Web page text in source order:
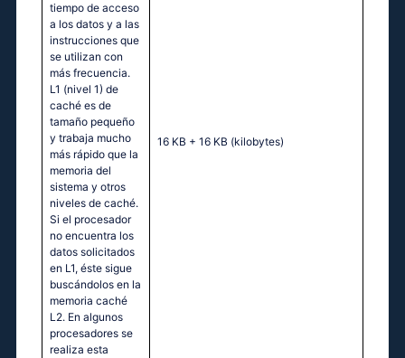
tiempo de acceso
a los datos y a las
instrucciones que
se utilizan con
más frecuencia.
L1 (nivel 1) de
caché es de
tamaño pequeño
y trabaja mucho
más rápido que la
memoria del
sistema y otros
niveles de caché.
Si el procesador
no encuentra los
datos solicitados
en L1, éste sigue
buscándolos en la
memoria caché
L2. En algunos
procesadores se
realiza esta
16 KB + 16 KB (kilobytes)